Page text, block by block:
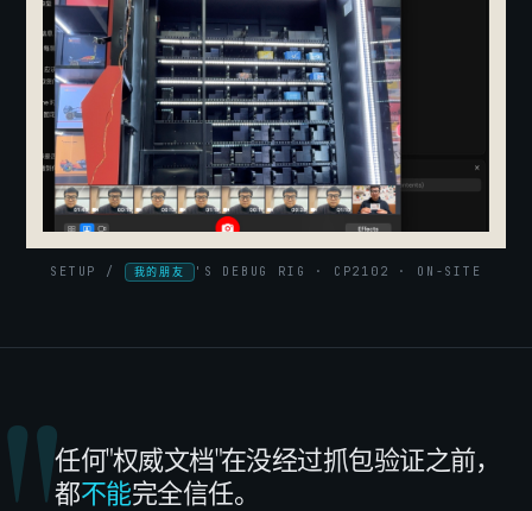
SETUP / 我的朋友 'S DEBUG RIG · CP2102 · ON-SITE
任何"权威文档"在没经过抓包验证之前，
都不能完全信任。